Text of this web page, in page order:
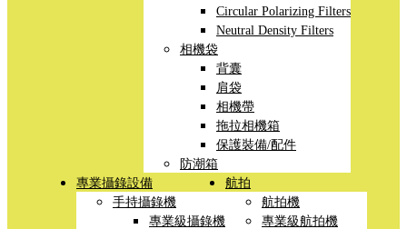
Circular Polarizing Filters
Neutral Density Filters
相機袋
背囊
肩袋
相機帶
拖拉相機箱
保護裝備/配件
防潮箱
專業攝錄設備
手持攝錄機
專業級攝錄機
航拍
航拍機
專業級航拍機